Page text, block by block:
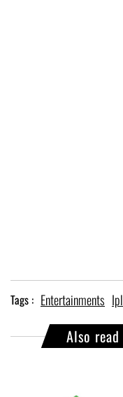
Tags : Entertainments Ipl
Also read